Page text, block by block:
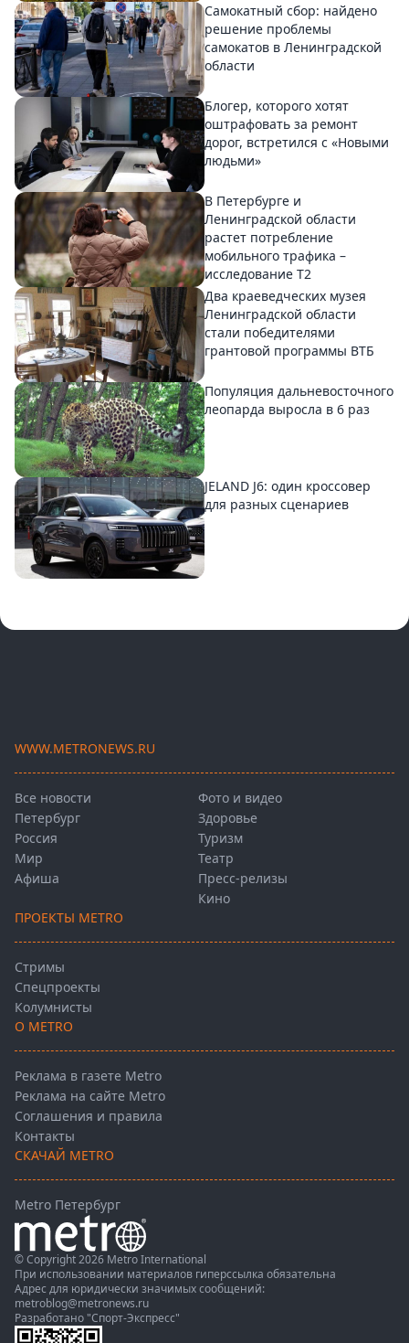
Самокатный сбор: найдено
решение проблемы
самокатов в Ленинградской
области
Блогер, которого хотят
оштрафовать за ремонт
дорог, встретился с «Новыми
людьми»
В Петербурге и
Ленинградской области
растет потребление
мобильного трафика –
исследование T2
Два краеведческих музея
Ленинградской области
стали победителями
грантовой программы ВТБ
Популяция дальневосточного
леопарда выросла в 6 раз
JELAND J6: один кроссовер
для разных сценариев
WWW.METRONEWS.RU
Все новости
Петербург
Россия
Мир
Афиша
Фото и видео
Здоровье
Туризм
Театр
Пресс-релизы
Кино
ПРОЕКТЫ METRO
Стримы
Спецпроекты
Колумнисты
О METRO
Реклама в газете Metro
Реклама на сайте Metro
Соглашения и правила
Контакты
СКАЧАЙ METRO
Metro Петербург
© Copyright 2026 Metro International
При использовании материалов гиперссылка обязательна
Адрес для юридически значимых сообщений:
metroblog@metronews.ru
Разработано "Спорт-Экспресс"